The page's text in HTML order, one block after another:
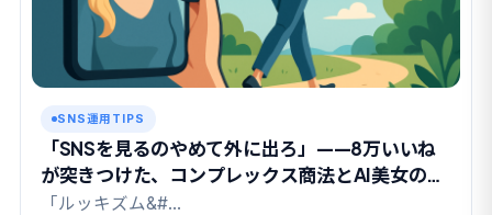
SNS運用TIPS
「SNSを見るのやめて外に出ろ」——8万いいね
が突きつけた、コンプレックス商法とAI美女の関
係
「ルッキズム&#…